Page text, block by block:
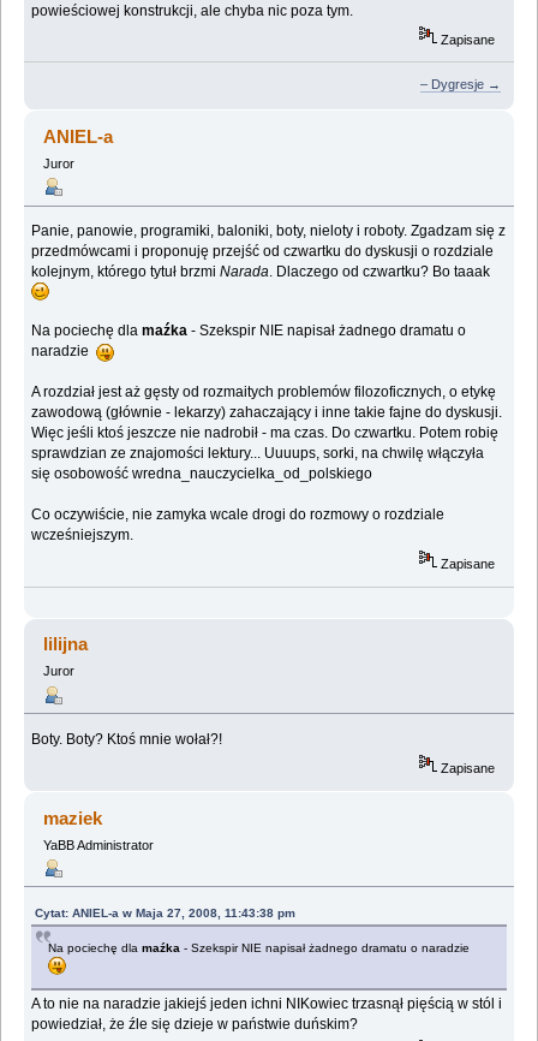
powieściowej konstrukcji, ale chyba nic poza tym.
Zapisane
– Dygresje →
ANIEL-a
Juror
Panie, panowie, programiki, baloniki, boty, nieloty i roboty. Zgadzam się z
przedmówcami i proponuję przejść od czwartku do dyskusji o rozdziale
kolejnym, którego tytuł brzmiNarada. Dlaczego od czwartku? Bo taaak
Na pociechę dlamaźka - Szekspir NIE napisał żadnego dramatu o
naradzie
A rozdział jest aż gęsty od rozmaitych problemów filozoficznych, o etykę
zawodową (głównie - lekarzy) zahaczający i inne takie fajne do dyskusji.
Więc jeśli ktoś jeszcze nie nadrobił - ma czas. Do czwartku. Potem robię
sprawdzian ze znajomości lektury... Uuuups, sorki, na chwilę włączyła
się osobowość wredna_nauczycielka_od_polskiego
Co oczywiście, nie zamyka wcale drogi do rozmowy o rozdziale
wcześniejszym.
Zapisane
lilijna
Juror
Boty. Boty? Ktoś mnie wołał?!
Zapisane
maziek
YaBB Administrator
Cytat: ANIEL-a w Maja 27, 2008, 11:43:38 pm
Na pociechę dlamaźka - Szekspir NIE napisał żadnego dramatu o naradzie
A to nie na naradzie jakiejś jeden ichni NIKowiec trzasnął pięścią w stól i
powiedział, że źle się dzieje w państwie duńskim?